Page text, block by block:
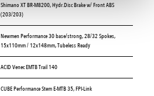
Shimano XT BR-M8200, Hydr.Disc Brake w/ Front ABS
(203/203)
Newmen Performance 30 base/strong, 28/32 Spokes,
15x110mm / 12x148mm, Tubeless Ready
ACID Venec EMTB Trail 140
CUBE Performance Stem E-MTB 35, FPI-Link